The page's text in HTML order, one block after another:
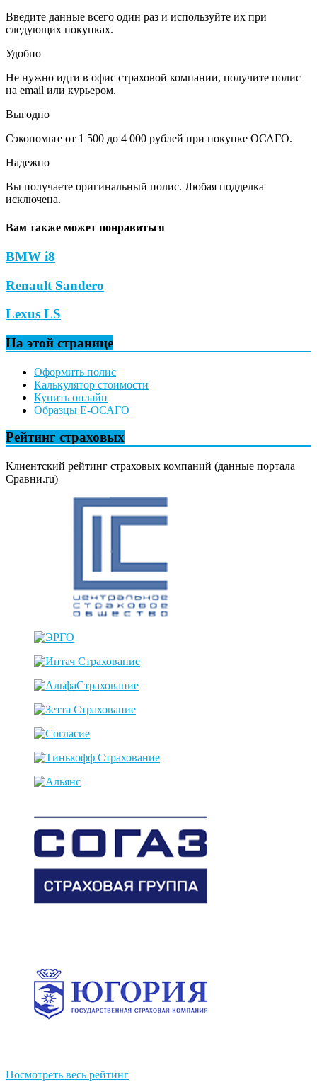
Введите данные всего один раз и используйте их при
следующих покупках.
Удобно
Не нужно идти в офис страховой компании, получите полис
на email или курьером.
Выгодно
Сэкономьте от 1 500 до 4 000 рублей при покупке ОСАГО.
Надежно
Вы получаете оригинальный полис. Любая подделка
исключена.
Вам также может понравиться
BMW i8
Renault Sandero
Lexus LS
На этой странице
Оформить полис
Калькулятор стоимости
Купить онлайн
Образцы Е-ОСАГО
Рейтинг страховых
Клиентский рейтинг страховых компаний (данные портала
Сравни.ru)
Посмотреть весь рейтинг